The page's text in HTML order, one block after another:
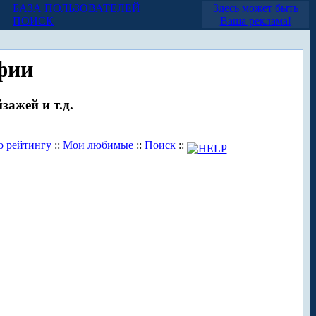
БАЗА ПОЛЬЗОВАТЕЛЕЙ
ПОИСК
Здесь может быть
Ваша реклама!
и т.д.
рейтингу:: Мои любимые:: Поиск::